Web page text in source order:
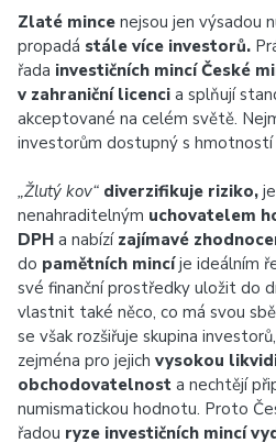
Zlaté mince nejsou jen výsadou
propadá stále více investorů.
řada investičních mincí České
v zahraniční licenci a splňují
akceptované na celém světě.
investorům dostupný s hmotností
„Žlutý kov“ diverzifikuje riziko, je
nenahraditelným uchovatelem
DPH a nabízí zajímavé
do pamětních mincíje ideálním
své finanční prostředky uložit do
vlastnit také něco, co má svou
se však rozšiřuje skupina
zejména pro jejich vysokou
obchodovatelnost a nechtějí
numismatickou hodnotu. Proto
řadou ryze investičních mincí